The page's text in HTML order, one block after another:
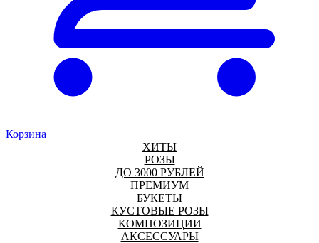
Корзина
ХИТЫ
РОЗЫ
ДО 3000 РУБЛЕЙ
ПРЕМИУМ
БУКЕТЫ
КУСТОВЫЕ РОЗЫ
КОМПОЗИЦИИ
АКСЕССУАРЫ